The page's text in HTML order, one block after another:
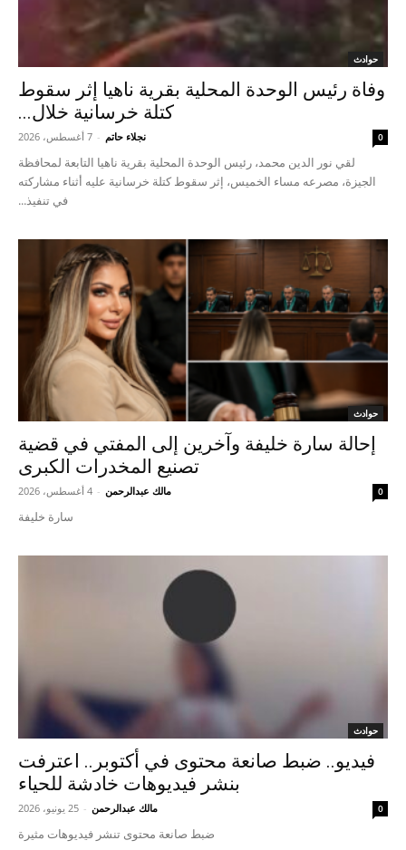
حوادث
وفاة رئيس الوحدة المحلية بقرية ناهيا إثر سقوط
كتلة خرسانية خلال...
نجلاء حاتم - 7 أغسطس، 2026 0
لقي نور الدين محمد، رئيس الوحدة المحلية بقرية ناهيا التابعة لمحافظة
الجيزة، مصرعه مساء الخميس، إثر سقوط كتلة خرسانية عليه أثناء مشاركته
في تنفيذ...
حوادث
إحالة سارة خليفة وآخرين إلى المفتي في قضية
تصنيع المخدرات الكبرى
مالك عبدالرحمن - 4 أغسطس، 2026 0
سارة خليفة
حوادث
فيديو.. ضبط صانعة محتوى في أكتوبر.. اعترفت
بنشر فيديوهات خادشة للحياء
مالك عبدالرحمن - 25 يونيو، 2026 0
ضبط صانعة محتوى تنشر فيديوهات مثيرة